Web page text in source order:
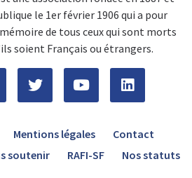
le 1er février 1906 qui a pour
de tous ceux qui sont morts
soient Français ou étrangers.
Mentions légales
Contact
soutenir RAFI-SF Nos statuts